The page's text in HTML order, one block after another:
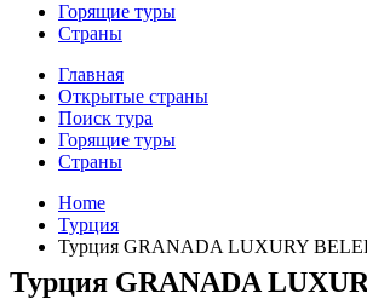
Горящие туры
Страны
Главная
Открытые страны
Поиск тура
Горящие туры
Страны
Home
Турция
Турция GRANADA LUXURY
Турция GRANADA